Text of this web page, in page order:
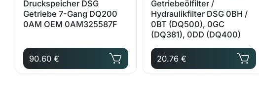
Druckspeicher DSG
Getriebe 7-Gang DQ200
0AM OEM 0AM325587F
90.60 €
Getriebeölfilter /
Hydraulikfilter DSG 0BH /
0BT (DQ500), 0GC
(DQ381), 0DD (DQ400)
20.76 €